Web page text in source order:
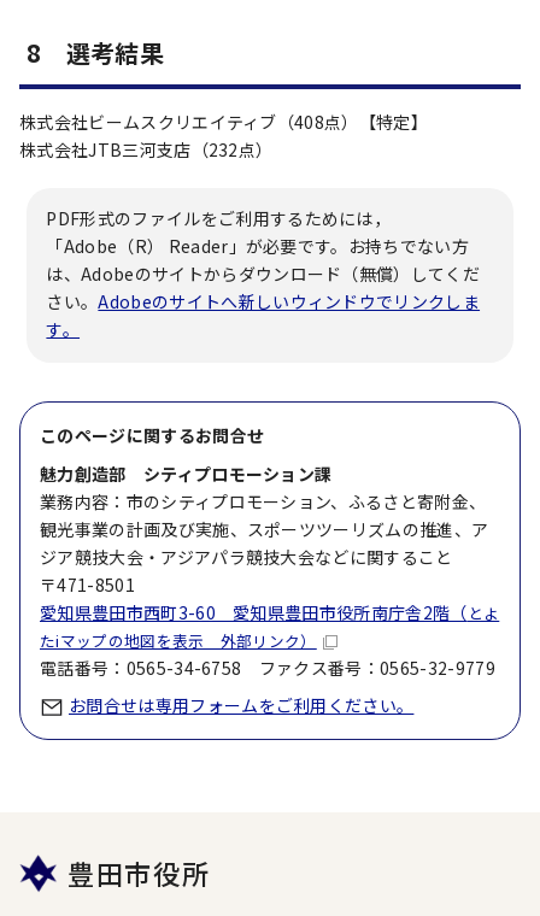
8 選考結果
株式会社ビームスクリエイティブ（408点）【特定】
株式会社JTB三河支店（232点）
PDF形式のファイルをご利用するためには，
「Adobe（R） Reader」が必要です。お持ちでない方
は、Adobeのサイトからダウンロード（無償）してくだ
さい。Adobeのサイトへ新しいウィンドウでリンクしま
す。
このページに関するお問合せ
魅力創造部 シティプロモーション課
業務内容：市のシティプロモーション、ふるさと寄附金、
観光事業の計画及び実施、スポーツツーリズムの推進、ア
ジア競技大会・アジアパラ競技大会などに関すること
〒471-8501
愛知県豊田市西町3-60 愛知県豊田市役所南庁舎2階（ とよ
たiマップの地図を表示 外部リンク）
電話番号：0565-34-6758 ファクス番号：0565-32-9779
お問合せは専用フォームをご利用ください。
豊田市役所